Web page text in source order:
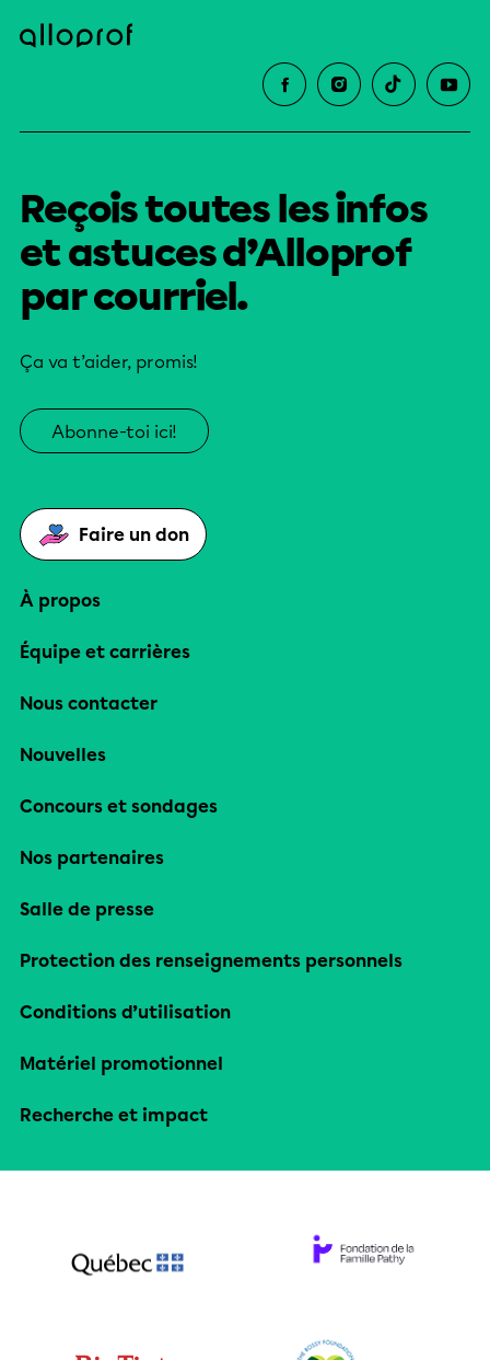
Reçois toutes les infos
et astuces d’Alloprof
par courriel.
Ça va t’aider, promis!
Abonne-toi ici!
Faire un don
À propos
Équipe et carrières
Nous contacter
Nouvelles
Concours et sondages
Nos partenaires
Salle de presse
Protection des renseignements personnels
Conditions d’utilisation
Matériel promotionnel
Recherche et impact